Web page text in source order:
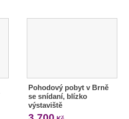
Pohodový pobyt v Brně
se snídaní, blízko
výstaviště